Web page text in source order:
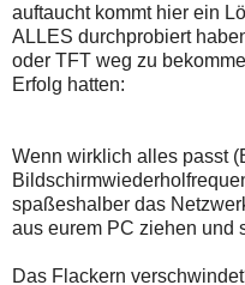
auftaucht kommt hier ein
ALLES durchprobiert
oder TFT weg zu
Erfolg hatten:
Wenn wirklich alles passt
spaßeshalber das
aus eurem PC ziehen und
Das Flackern